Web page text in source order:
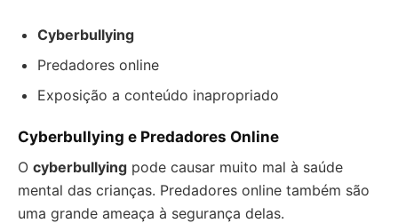
Cyberbullying
Predadores online
Exposição a conteúdo inapropriado
Cyberbullying e Predadores Online
O cyberbullying pode causar muito mal à saúde
mental das crianças. Predadores online também são
uma grande ameaça à segurança delas.